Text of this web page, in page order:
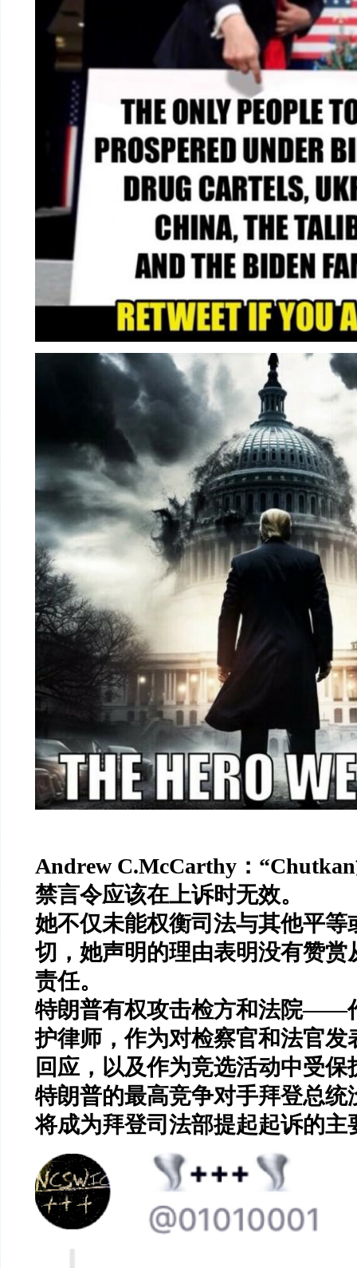
Andrew C.McCarthy：
禁言令应该在上诉时无效。
她不仅未能权衡司法与其他平等
切，她声明的理由表明没有赞赏
责任。
特朗普有权攻击检方和法院——
护律师，作为对检察官和法官发
回应，以及作为竞选活动中受保
特朗普的最高竞争对手拜登总统
将成为拜登司法部提起起诉的主